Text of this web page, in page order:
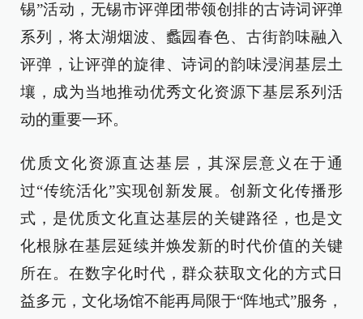
锡”活动，无锡市评弹团带领创排的古诗词评弹
系列，将太湖烟波、蠡园春色、古街韵味融入
评弹，让评弹的旋律、诗词的韵味浸润基层土
壤，成为当地推动优秀文化资源下基层系列活
动的重要一环。
优质文化资源直达基层，其深层意义在于通
过“传统活化”实现创新发展。创新文化传播形
式，是优质文化直达基层的关键路径，也是文
化根脉在基层延续并焕发新的时代价值的关键
所在。在数字化时代，群众获取文化的方式日
益多元，文化场馆不能再局限于“阵地式”服务，